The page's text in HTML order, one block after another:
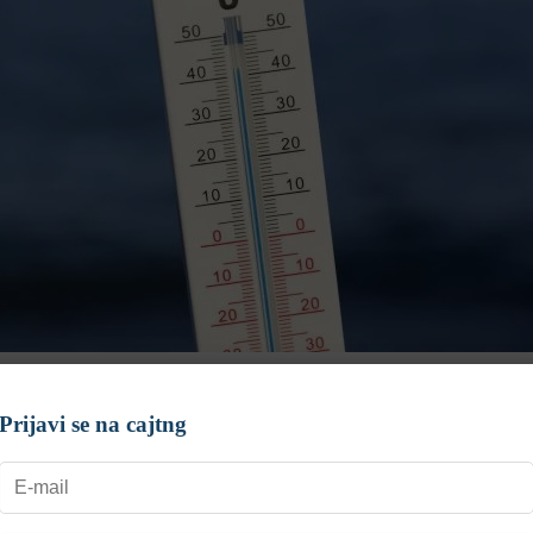
vročimi kraji v Sloveniji
Prijavi se na cajtng